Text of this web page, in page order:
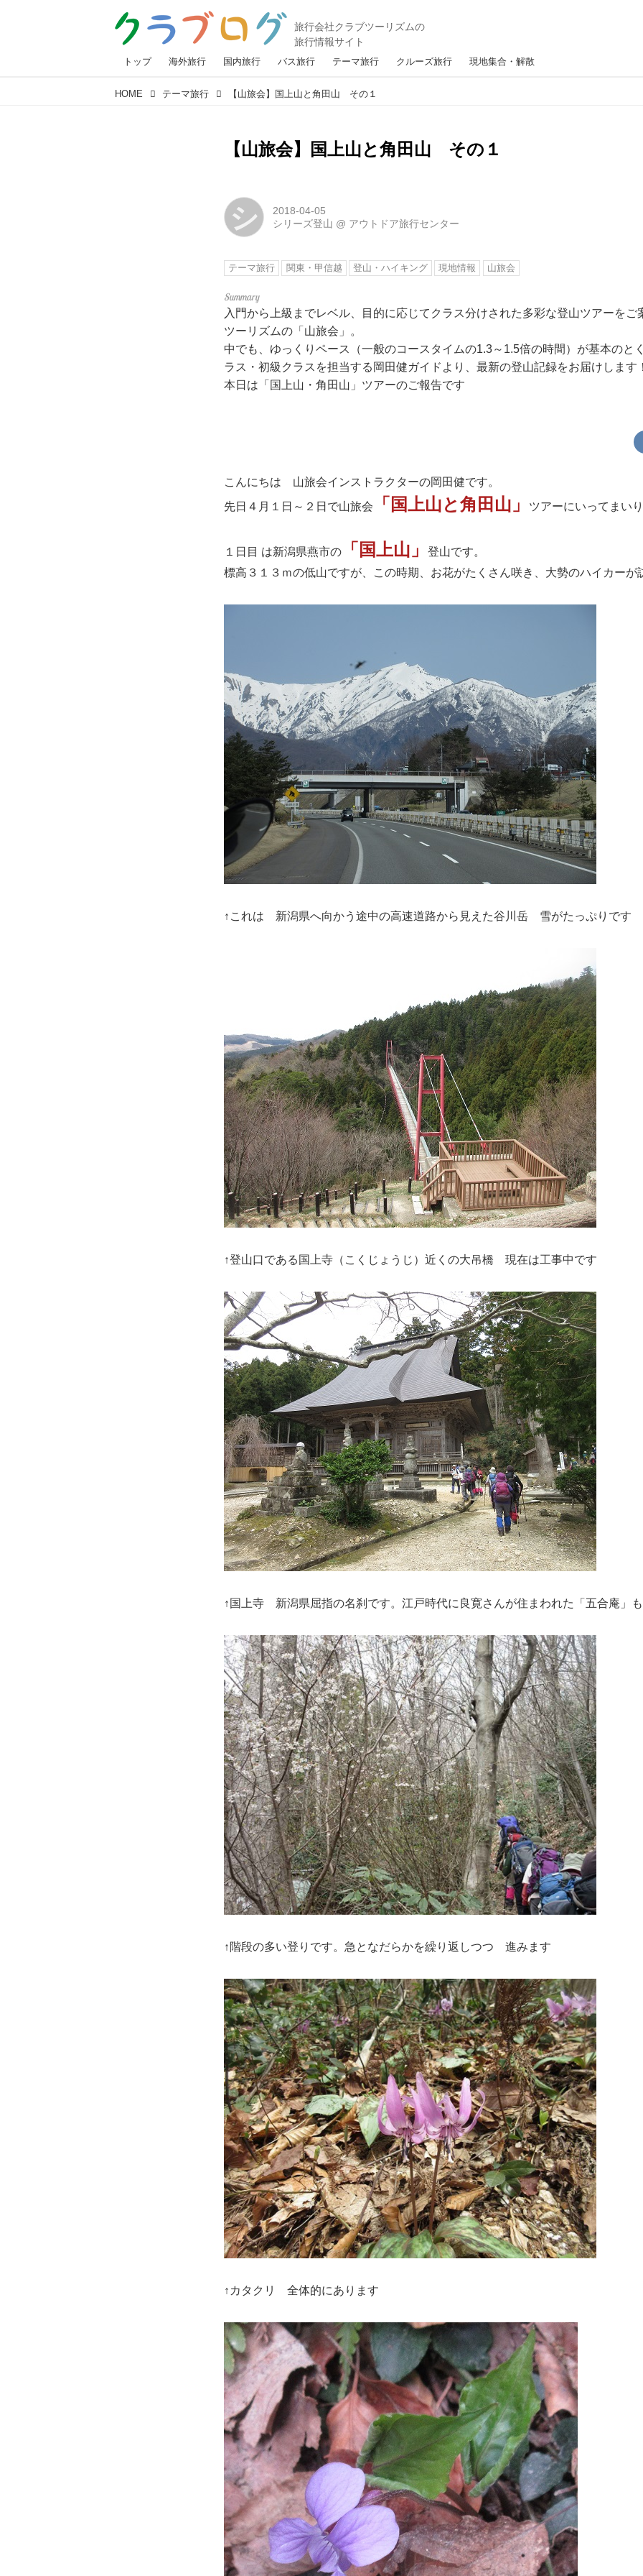
トップ 海外旅行 国内旅行 バス旅行 テーマ旅行 クルーズ旅行 現地集合・解散
HOME テーマ旅行 【山旅会】国上山と角田山 その１
【山旅会】国上山と角田山 その１
シ
2018-04-05
シリーズ登山 @ アウトドア旅行センター
テーマ旅行 関東・甲信越 登山・ハイキング 現地情報 山旅会
入門から上級までレベル、目的に応じてクラス分けされた多彩な登山ツアーをご
ツーリズムの「山旅会」。
中でも、ゆっくりペース（一般のコースタイムの1.3～1.5倍の時間）が基本のと
ラス・初級クラスを担当する岡田健ガイドより、最新の登山記録をお届けします！
本日は「国上山・角田山」ツアーのご報告です
こんにちは 山旅会インストラクターの岡田健です。
先日４月１日～２日で山旅会
「国上山と角田山」 ツアーにいってまいり
１日目 は新潟県燕市の 「国上山」
登山です。
標高３１３ｍの低山ですが、この時期、お花がたくさん咲き、大勢のハイカーが
↑これは 新潟県へ向かう途中の高速道路から見えた谷川岳 雪がたっぷりです
↑登山口である国上寺（こくじょうじ）近くの大吊橋 現在は工事中です
↑国上寺 新潟県屈指の名刹です。江戸時代に良寛さんが住まわれた「五合庵」
↑階段の多い登りです。急となだらかを繰り返しつつ 進みます
↑カタクリ 全体的にあります